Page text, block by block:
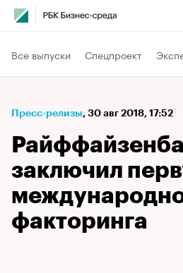
Все выпуски Спецпроект
Пресс-релизы⁠, 30 авг 2018, 17:52
заключил
факторинга